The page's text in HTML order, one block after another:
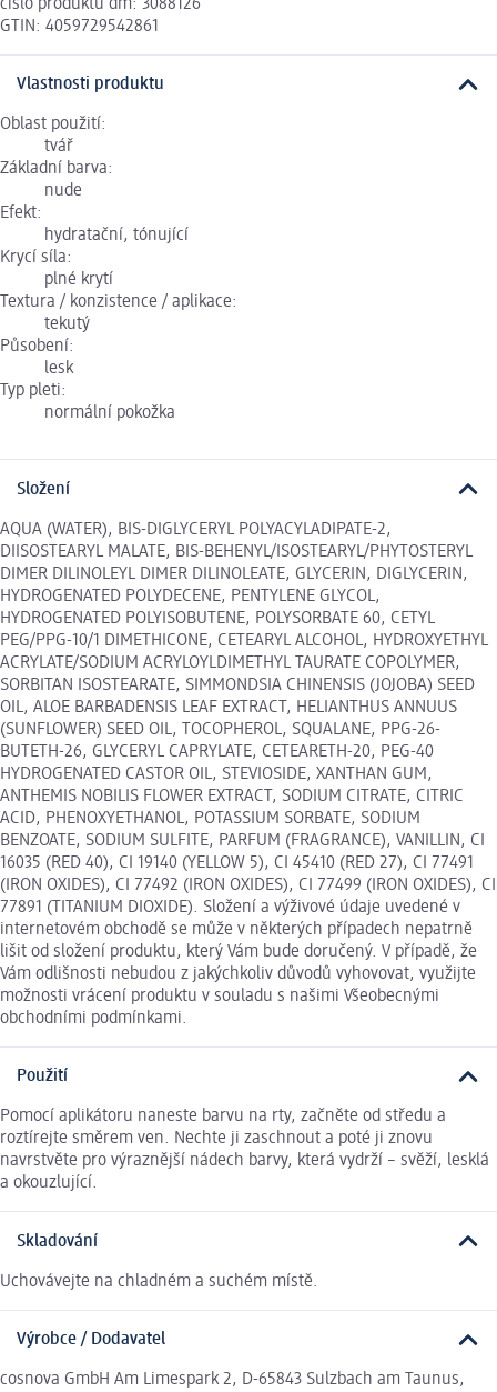
číslo produktu dm: 3088126
GTIN: 4059729542861
Vlastnosti produktu
Oblast použití:
tvář
Základní barva:
nude
Efekt:
hydratační, tónující
Krycí síla:
plné krytí
Textura / konzistence / aplikace:
tekutý
Působení:
lesk
Typ pleti:
normální pokožka
Složení
AQUA (WATER), BIS-DIGLYCERYL POLYACYLADIPATE-2,
DIISOSTEARYL MALATE, BIS-BEHENYL/ISOSTEARYL/PHYTOSTERYL
DIMER DILINOLEYL DIMER DILINOLEATE, GLYCERIN, DIGLYCERIN,
HYDROGENATED POLYDECENE, PENTYLENE GLYCOL,
HYDROGENATED POLYISOBUTENE, POLYSORBATE 60, CETYL
PEG/PPG-10/1 DIMETHICONE, CETEARYL ALCOHOL, HYDROXYETHYL
ACRYLATE/SODIUM ACRYLOYLDIMETHYL TAURATE COPOLYMER,
SORBITAN ISOSTEARATE, SIMMONDSIA CHINENSIS (JOJOBA) SEED
OIL, ALOE BARBADENSIS LEAF EXTRACT, HELIANTHUS ANNUUS
(SUNFLOWER) SEED OIL, TOCOPHEROL, SQUALANE, PPG-26-
BUTETH-26, GLYCERYL CAPRYLATE, CETEARETH-20, PEG-40
HYDROGENATED CASTOR OIL, STEVIOSIDE, XANTHAN GUM,
ANTHEMIS NOBILIS FLOWER EXTRACT, SODIUM CITRATE, CITRIC
ACID, PHENOXYETHANOL, POTASSIUM SORBATE, SODIUM
BENZOATE, SODIUM SULFITE, PARFUM (FRAGRANCE), VANILLIN, CI
16035 (RED 40), CI 19140 (YELLOW 5), CI 45410 (RED 27), CI 77491
(IRON OXIDES), CI 77492 (IRON OXIDES), CI 77499 (IRON OXIDES), CI
77891 (TITANIUM DIOXIDE). Složení a výživové údaje uvedené v
internetovém obchodě se může v některých případech nepatrně
lišit od složení produktu, který Vám bude doručený. V případě, že
Vám odlišnosti nebudou z jakýchkoliv důvodů vyhovovat, využijte
možnosti vrácení produktu v souladu s našimi Všeobecnými
obchodními podmínkami.
Použití
Pomocí aplikátoru naneste barvu na rty, začněte od středu a
roztírejte směrem ven. Nechte ji zaschnout a poté ji znovu
navrstvěte pro výraznější nádech barvy, která vydrží – svěží, lesklá
a okouzlující.
Skladování
Uchovávejte na chladném a suchém místě.
Výrobce / Dodavatel
cosnova GmbH Am Limespark 2, D-65843 Sulzbach am Taunus,